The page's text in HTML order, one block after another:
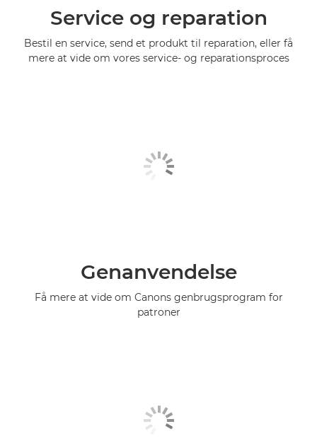
Service og reparation
Bestil en service, send et produkt til reparation, eller få
mere at vide om vores service- og reparationsproces
Genanvendelse
Få mere at vide om Canons genbrugsprogram for
patroner